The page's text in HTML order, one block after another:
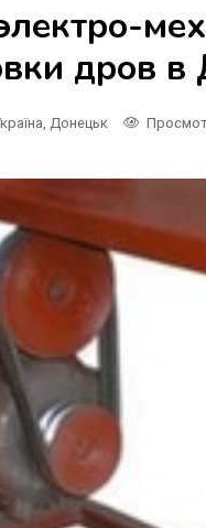
дров
Донецьк